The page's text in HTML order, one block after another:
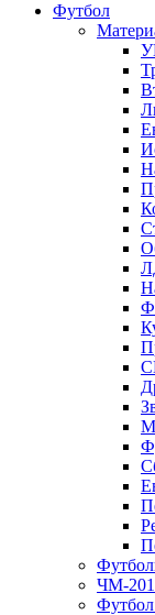
Футбол
ЧМ-